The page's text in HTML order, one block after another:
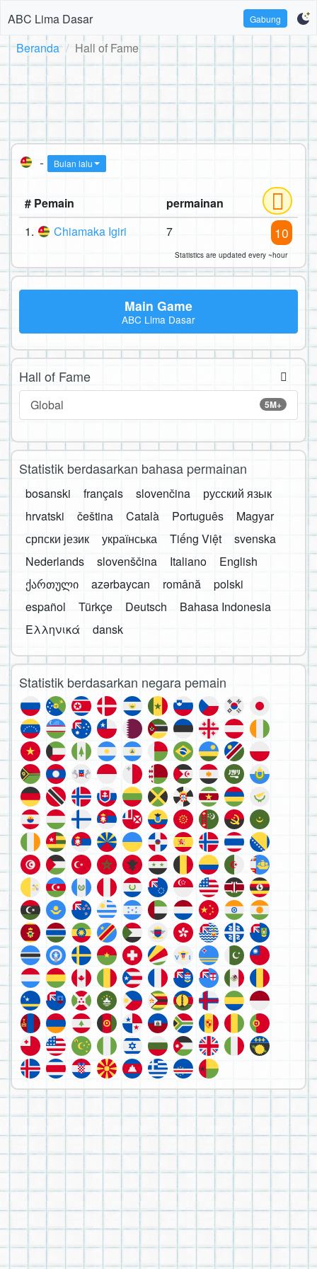
ABC Lima Dasar Gabung
Beranda Hall of Fame
- Bulan lalu
# Pemain
permainan
1.
Chiamaka Igiri 7 10
Statistics are updated every ~hour
Main Game
ABC Lima Dasar
Hall of Fame
5M+
Global
Statistik berdasarkan bahasa permainan
bosanski français slovenčina
русский язык
hrvatski
čeština Català Português
Magyar
српски језик
українська Tiếng Việt
svenska
Nederlands
slovenščina Italiano
English
ქართული
azərbaycan română
polski
español
Türkçe Deutsch
Bahasa Indonesia
Ελληνικά
dansk
Statistik berdasarkan negara pemain